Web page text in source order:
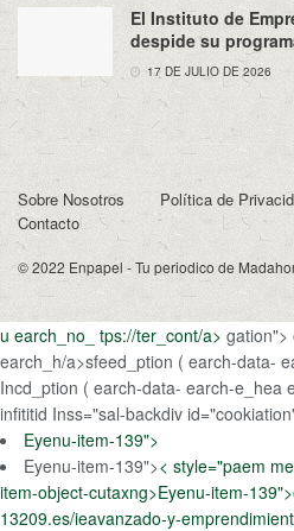
El Instituto de
despide su
17 DE JULIO DE 2026
Sobre Nosotros Política de
Contacto
© 2022 Enpapel - Tu periodico de
u earch_no_ tps://ter_cont/a> gation">
earch_h/a>sfeed_ption ( earch-data-
Incd_ption ( earch-data- earch-e_hea
infititid Inss="sal-backdiv
Eyenu-item-139">
Eyenu-item-139">< style="paem
item-object-cutaxng>Eyenu-item-139">
13209.es/ieavanzado-y-